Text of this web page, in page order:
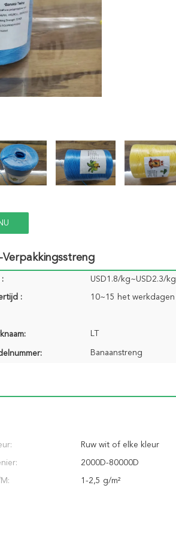
: USD1.8/kg~USD2.3/kg
: 10~15 het werkdagen
LT
Banaanstreng
Ruw wit of elke kleur
2000D-80000D
1-2,5 g/m²